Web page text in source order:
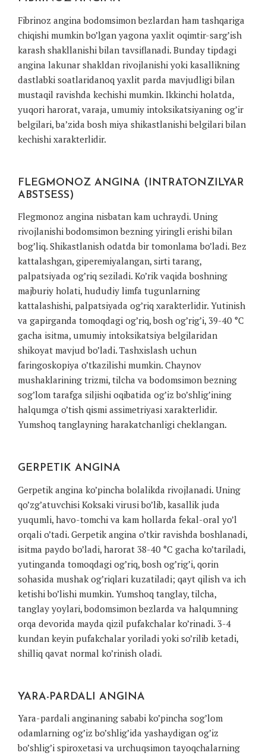
Fibrinoz angina bodomsimon bezlardan ham tashqariga
chiqishi mumkin bo’lgan yagona yaxlit oqimtir-sarg’ish
karash shakllanishi bilan tavsiflanadi. Bunday tipdagi
angina lakunar shakldan rivojlanishi yoki kasallikning
dastlabki soatlaridanoq yaxlit parda mavjudligi bilan
mustaqil ravishda kechishi mumkin. Ikkinchi holatda,
yuqori harorat, varaja, umumiy intoksikatsiyaning og’ir
belgilari, ba’zida bosh miya shikastlanishi belgilari bilan
kechishi xarakterlidir.
FLEGMONOZ ANGINA (INTRATONZILYAR
ABSTSESS)
Flegmonoz angina nisbatan kam uchraydi. Uning
rivojlanishi bodomsimon bezning yiringli erishi bilan
bog’liq. Shikastlanish odatda bir tomonlama bo’ladi. Bez
kattalashgan, giperemiyalangan, sirti tarang,
palpatsiyada og’riq seziladi. Ko’rik vaqida boshning
majburiy holati, hududiy limfa tugunlarning
kattalashishi, palpatsiyada og’riq xarakterlidir. Yutinish
va gapirganda tomoqdagi og’riq, bosh og’rig’i, 39-40 °C
gacha isitma, umumiy intoksikatsiya belgilaridan
shikoyat mavjud bo’ladi. Tashxislash uchun
faringoskopiya o’tkazilishi mumkin. Chaynov
mushaklarining trizmi, tilcha va bodomsimon bezning
sog’lom tarafga siljishi oqibatida og’iz bo’shlig’ining
halqumga o’tish qismi assimetriyasi xarakterlidir.
Yumshoq tanglayning harakatchanligi cheklangan.
GERPETIK ANGINA
Gerpetik angina ko’pincha bolalikda rivojlanadi. Uning
qo’zg’atuvchisi Koksaki virusi bo’lib, kasallik juda
yuqumli, havo-tomchi va kam hollarda fekal-oral yo’l
orqali o’tadi. Gerpetik angina o’tkir ravishda boshlanadi,
isitma paydo bo’ladi, harorat 38-40 °C gacha ko’tariladi,
yutinganda tomoqdagi og’riq, bosh og’rig’i, qorin
sohasida mushak og’riqlari kuzatiladi; qayt qilish va ich
ketishi bo’lishi mumkin. Yumshoq tanglay, tilcha,
tanglay yoylari, bodomsimon bezlarda va halqumning
orqa devorida mayda qizil pufakchalar ko’rinadi. 3-4
kundan keyin pufakchalar yoriladi yoki so’rilib ketadi,
shilliq qavat normal ko’rinish oladi.
YARA-PARDALI ANGINA
Yara-pardali anginaning sababi ko’pincha sog’lom
odamlarning og’iz bo’shlig’ida yashaydigan og’iz
bo’shlig’i spiroxetasi va urchuqsimon tayoqchalarning